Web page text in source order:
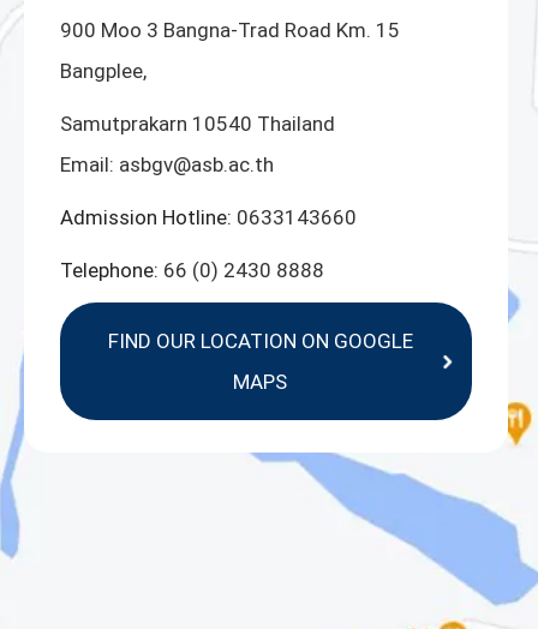
900 Moo 3 Bangna-Trad Road Km. 15
Bangplee,
Samutprakarn 10540 Thailand
Email: asbgv@asb.ac.th
Admission Hotline: 0633143660
Telephone: 66 (0) 2430 8888
FIND OUR LOCATION ON GOOGLE
MAPS